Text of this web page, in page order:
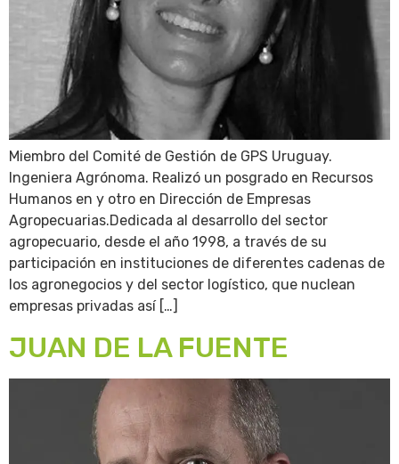
Miembro del Comité de Gestión de GPS Uruguay.
Ingeniera Agrónoma. Realizó un posgrado en Recursos
Humanos en y otro en Dirección de Empresas
Agropecuarias.Dedicada al desarrollo del sector
agropecuario, desde el año 1998, a través de su
participación en instituciones de diferentes cadenas de
los agronegocios y del sector logístico, que nuclean
empresas privadas así […]
JUAN DE LA FUENTE